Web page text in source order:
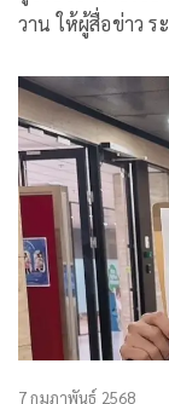
วาน ให้ผู้สื่อข่าว ร
7 กุมภาพันธ์ 2568